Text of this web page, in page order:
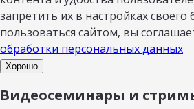
запретить их в настройках
пользоваться сайтом, вы
обработки персональных данных
Хорошо
Видеосеминары и